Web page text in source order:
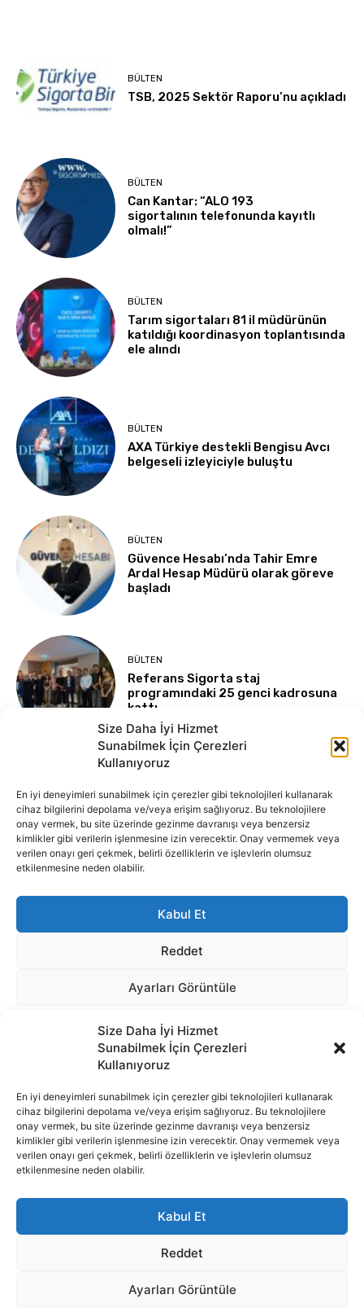
Size Daha İyi Hizmet
Sunabilmek İçin Çerezleri
Kullanıyoruz
En iyi deneyimleri sunabilmek için çerezler gibi teknolojileri kullanarak
cihaz bilgilerini depolama ve/veya erişim sağlıyoruz. Bu teknolojilere
onay vermek, bu site üzerinde gezinme davranışı veya benzersiz
kimlikler gibi verilerin işlenmesine izin verecektir. Onay vermemek veya
verilen onayı geri çekmek, belirli özelliklerin ve işlevlerin olumsuz
etkilenmesine neden olabilir.
Kabul Et
Reddet
Ayarları Görüntüle
İnternet portalımızda yer alan tüm haber metini, resim ve benzeri
içeriğin hakları Sigortamedya Yayıncılık A.Ş.'ye aittir. Hiçbir şekilde
basılı ya da elektronik bir ortamda, kaynak gösterilse bile izin
e-Mail Adresimiz: info@sigortamedia.com